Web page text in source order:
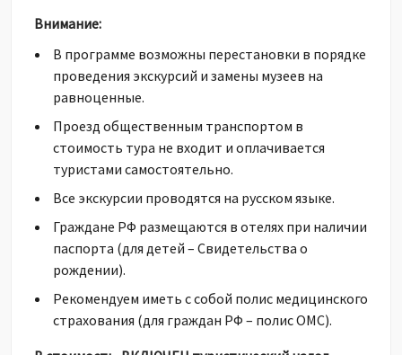
Внимание:
В программе возможны перестановки в порядке
проведения экскурсий и замены музеев на
равноценные.
Проезд общественным транспортом в
стоимость тура не входит и оплачивается
туристами самостоятельно.
Все экскурсии проводятся на русском языке.
Граждане РФ размещаются в отелях при наличии
паспорта (для детей – Свидетельства о
рождении).
Рекомендуем иметь с собой полис медицинского
страхования (для граждан РФ – полис ОМС).